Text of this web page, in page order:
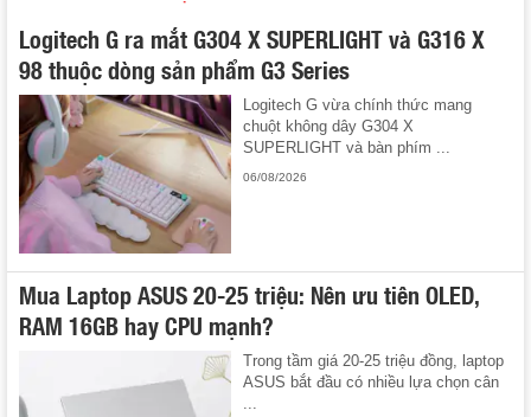
Logitech G ra mắt G304 X SUPERLIGHT và G316 X
98 thuộc dòng sản phẩm G3 Series
Logitech G vừa chính thức mang
chuột không dây G304 X
SUPERLIGHT và bàn phím ...
06/08/2026
Mua Laptop ASUS 20-25 triệu: Nên ưu tiên OLED,
RAM 16GB hay CPU mạnh?
Trong tầm giá 20-25 triệu đồng, laptop
ASUS bắt đầu có nhiều lựa chọn cân
...